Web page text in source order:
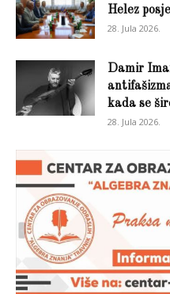
Helez
28. Jula 2026.
Damir
kada se
28. Jula 2026.